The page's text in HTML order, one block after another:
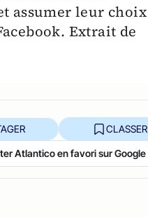
assumer leur choix
Extrait de
CLASSER
Atlantico en favori sur Google